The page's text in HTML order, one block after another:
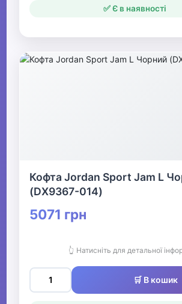
✅ Є в наявності
Кофта Jordan Sport Jam L
(DX9367-014)
5071 грн
👆 Натисніть для детальної
🛒 В кошик